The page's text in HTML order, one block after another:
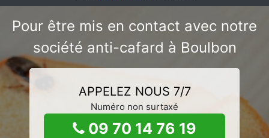
Pour être mis en contact avec notre
société anti-cafard à Boulbon
APPELEZ NOUS 7/7
Numéro non surtaxé
09 70 14 76 19